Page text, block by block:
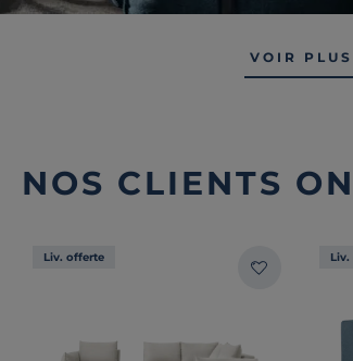
VOIR
NOS CLIENTS
Liv. offerte